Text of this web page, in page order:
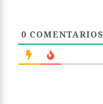
0 COMENTARIOS